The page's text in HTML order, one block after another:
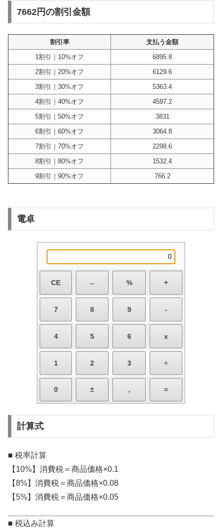
7662円の割引金額
割引率
支払う金額
1割引｜10%オフ
6895.8
2割引｜20%オフ
6129.6
3割引｜30%オフ
5363.4
4割引｜40%オフ
4597.2
5割引｜50%オフ
3831
6割引｜60%オフ
3064.8
7割引｜70%オフ
2298.6
8割引｜80%オフ
1532.4
9割引｜90%オフ
766.2
電卓
計算式
■ 税率計算
【10%】消費税＝商品価格×0.1
【8%】消費税＝商品価格×0.08
【5%】消費税＝商品価格×0.05
■ 税込み計算